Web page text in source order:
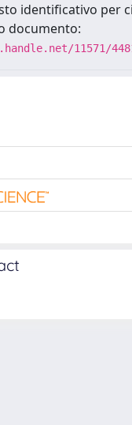
identificativo per
documento:
11571/